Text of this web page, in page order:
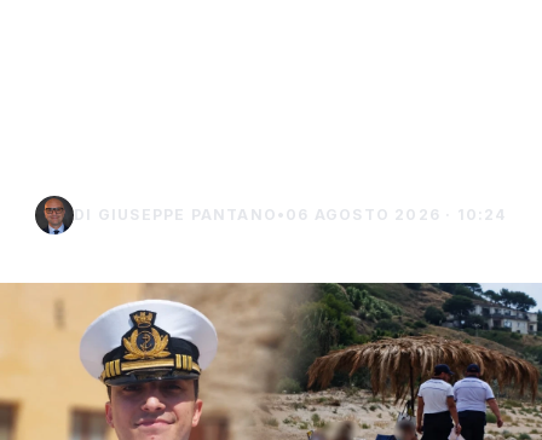
DI GIUSEPPE PANTANO • 06 AGOSTO 2026 · 10:24